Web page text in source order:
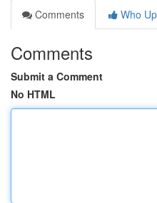
Comments
Who
Comments
Submit a Comment
No HTML